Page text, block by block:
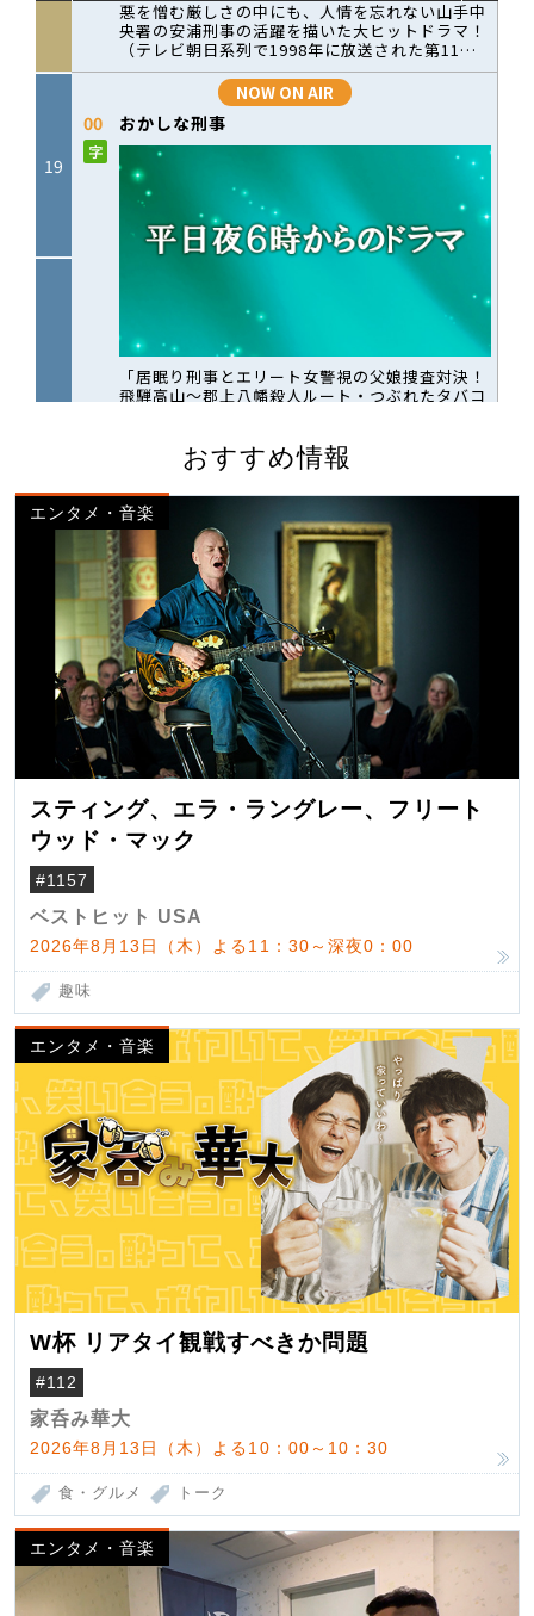
おすすめ情報
エンタメ・音楽
スティング、エラ・ラングレー、フリート
ウッド・マック
#1157
ベストヒット USA
2026年8月13日（木）よる11：30～深夜0：00
趣味
エンタメ・音楽
W杯 リアタイ観戦すべきか問題
#112
家呑み華大
2026年8月13日（木）よる10：00～10：30
食・グルメ トーク
エンタメ・音楽